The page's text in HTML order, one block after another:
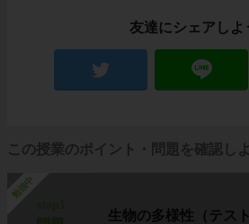
友達にシェアしよ
この授業のポイント・問題を確認し
勉強中
生物の多様性（テス